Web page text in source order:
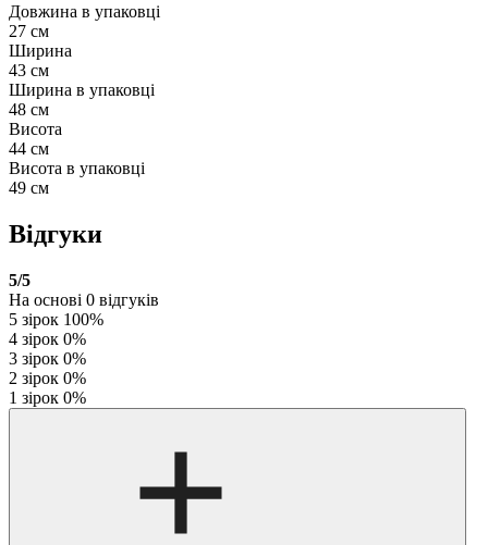
Довжина в упаковці
27 см
Ширина
43 см
Ширина в упаковці
48 см
Висота
44 см
Висота в упаковці
49 см
Відгуки
5/5
На основі 0 відгуків
5 зірок 100%
4 зірок 0%
3 зірок 0%
2 зірок 0%
1 зірок 0%